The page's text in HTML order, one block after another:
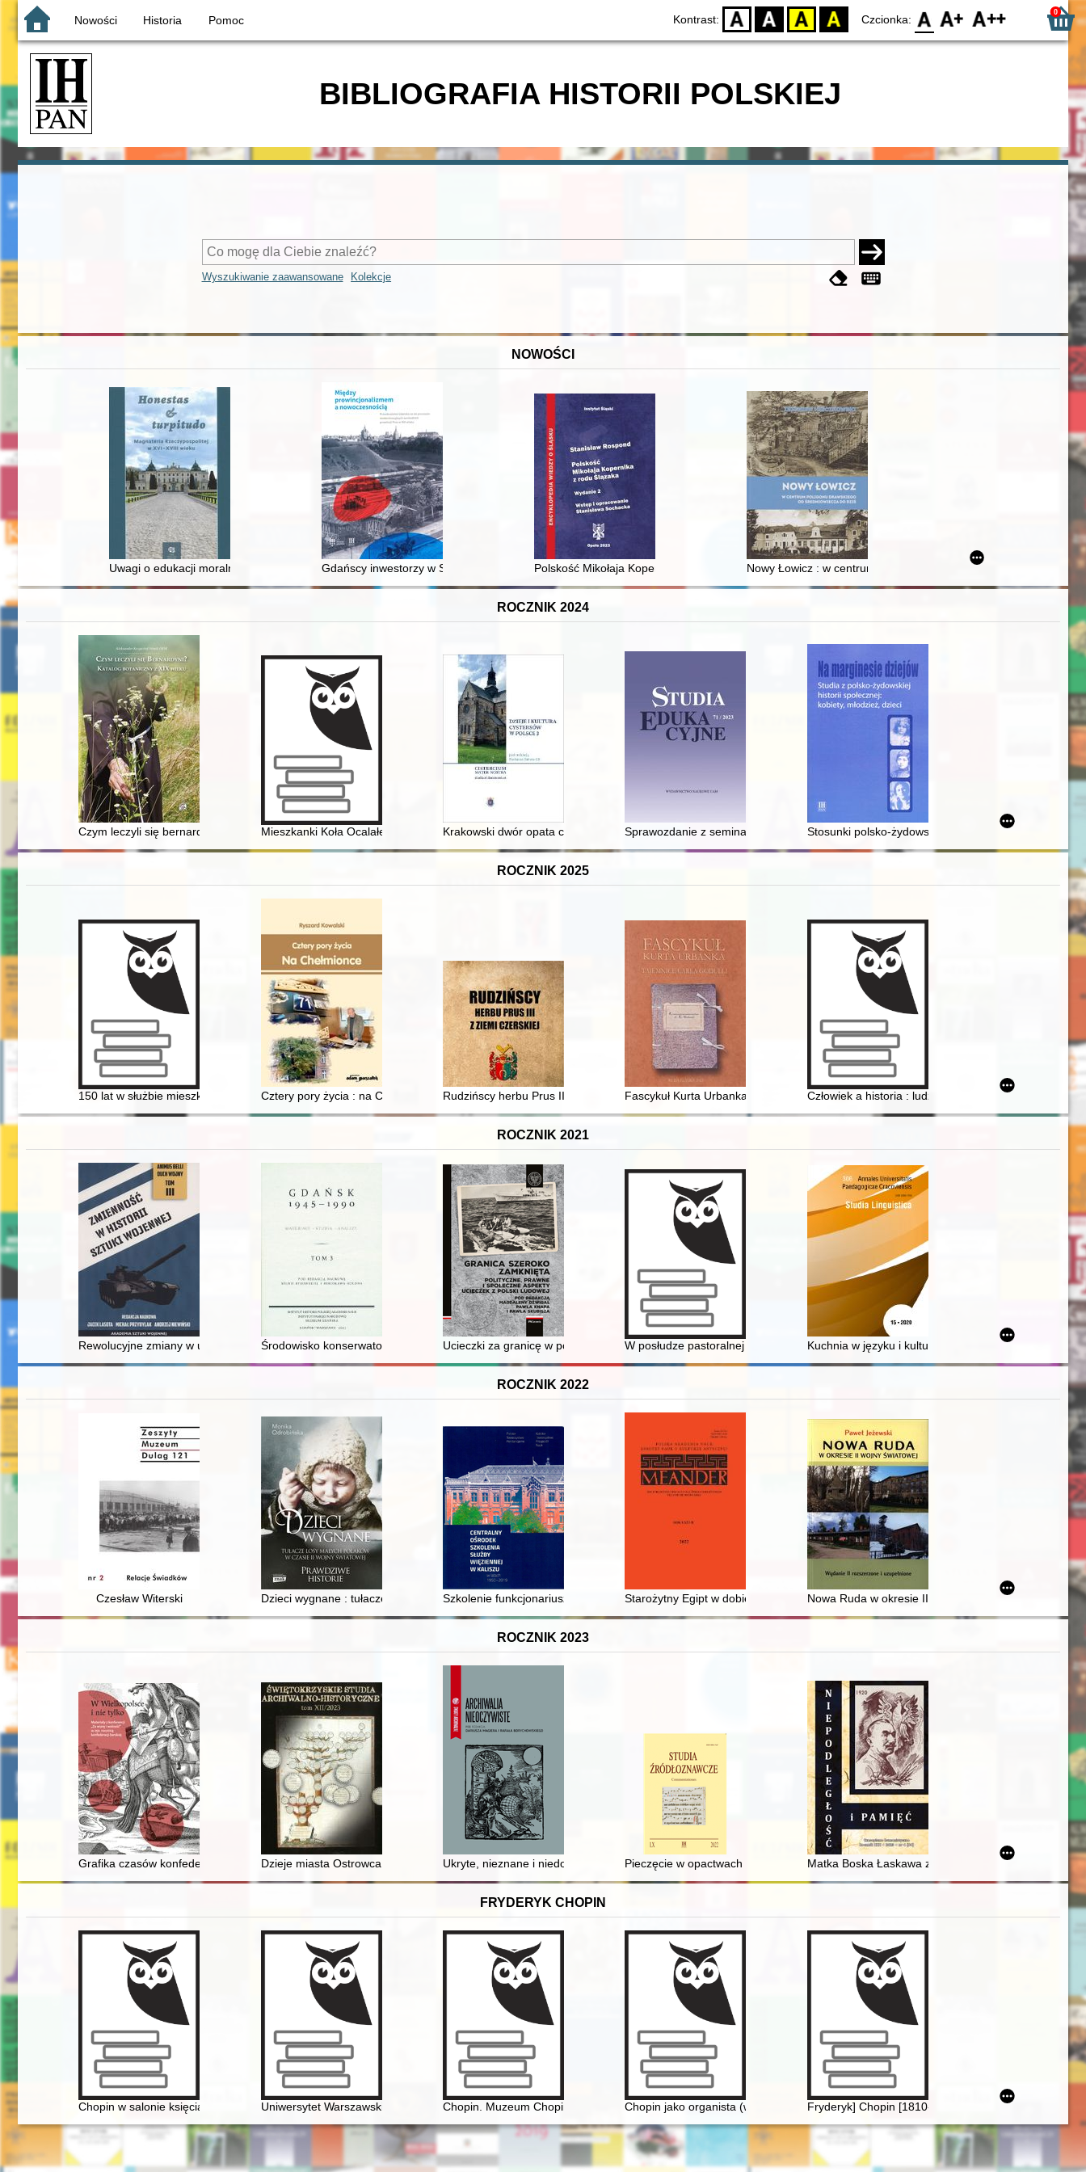
Nowości Historia Pomoc Kontrast: D BW YB BY Czcionka: F0 F1 F2 0
BIBLIOGRAFIA HISTORII POLSKIEJ
Wyszukiwanie zaawansowane Kolekcje
NOWOŚCI
Uwagi o edukacji moralnej synów szlacheckich w XVI-wiecznej RzeczypospolitejGdańscy inwestorzy w Sopocie : prestiż finansowy i towarzyski lokalnego mieszczaństwa w 2. poł. XIX w
Polskość Mikołaja Kopernika z rodu ŚlązakaNowy Łowicz : w centrum poligonu drawskiego od średniowiecza
ROCZNIK 2024
Czym leczyli się bernardyni? : katalog botaniczny z XIX wiekuMieszkanki Koła Ocalałe z Holokaustu : wspomnienia Lei Weinbaum Lichtenstein i Toli Moskal Schultz Kopyto
Krakowski dwór opata cystersów z Mogiły z XIII wieku na tle źródeł historycznych i archeologicznych dotyczących innych
Sprawozdanie z seminarium naukowego im. Profesora Wiesława Jamrożka "Warsztat
Stosunki polsko-żydowskie wśród Robinsonów
ROCZNIK 2025
150 lat w służbie mieszkańcom Cztery pory życia : na Chełmionce Rudzińscy herbu Prus III z ziemi ciechanowskiej w archiwaliach : ciechanowskie grodzkie wieczyste. T. 2
Fascykuł Kurta Urbanka : tajemnice Carla GodulliCzłowiek a historia : ludzie i wydarzenia : praca
ROCZNIK 2021
Rewolucyjne zmiany w umundurowaniu wojskowymŚrodowisko konserwatorów zabytków, historyków architektury i projektantów odbudowy Gdańska w latach 1945-1960
Ucieczki za granicę w powojennej historii Śląska Opolskiego : różne formy nielegalnej emigracji na przykładzie regionu o
W posłudze pastoralnej Kościołowi i nauce : biskup Walenty Wójcik (1914-1990)
Kuchnia w języku i kulturze dawniej i dziś - recenzja]
ROCZNIK 2022
Czesław Witerski Dzieci wygnane : tułacze losy małych Polaków w czasie II wojny światowej
Szkolenie funkcjonariuszy Służby Więziennej w COSSW w Kaliszu po transformacji ustrojowej 1989 roku
Starożytny Egipt w dobie chrześcijańskiej = Ancient Egypt in the age of christianity
Nowa Ruda w okresie II wojny światowej
ROCZNIK 2023
Grafika czasów konfederacji barskiej : obraz i propagandaDzieje miasta Ostrowca Świętokrzyskiego - recenzja]Ukryte, nieznane i niedocenione : dokumenty franciszkańskiego katastru dla Śląska Austriackiego w archiwach śląskich
Pieczęcie w opactwach cysterskich z diecezji krakowskiej do początków czasów
Matka Boska Łaskawa z kościoła jezuitów w
FRYDERYK CHOPIN
Chopin w salonie księcia Antoniego Radziwiłła". Nowe odczytanie obrazu Henryka Siemiradzkiego
Uniwersytet Warszawski i młody ChopinChopin. Muzeum Chopina. Chopin MuseumChopin jako organista (w 150. rocznicę śmierci)Fryderyk] Chopin [1810-1849]